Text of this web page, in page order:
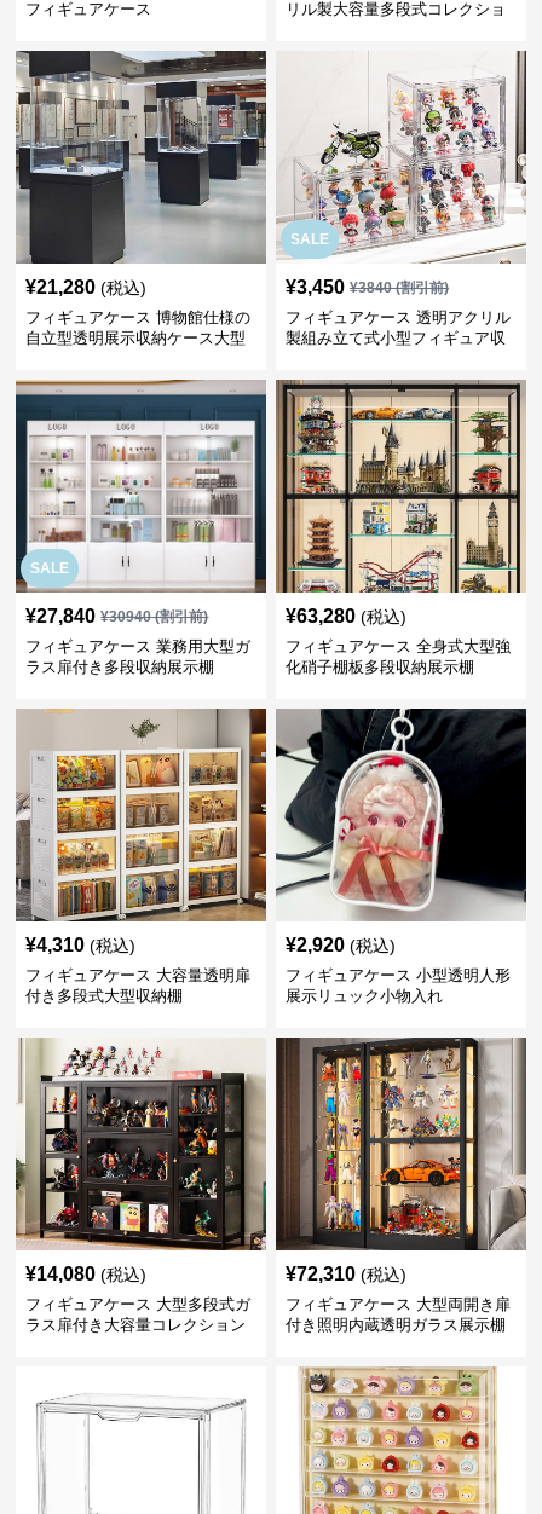
フィギュアケース
リル製大容量多段式コレクショ
¥21,280 (税込)
フィギュアケース 博物館仕様の
自立型透明展示収納ケース大型
SALE
¥3,450 ¥3840(割引前)
フィギュアケース 透明アクリル
製組み立て式小型フィギュア収
SALE
¥27,840 ¥30940(割引前)
フィギュアケース 業務用大型ガ
ラス扉付き多段収納展示棚
¥63,280 (税込)
フィギュアケース 全身式大型強
化硝子棚板多段収納展示棚
¥4,310 (税込)
フィギュアケース 大容量透明扉
付き多段式大型収納棚
¥2,920 (税込)
フィギュアケース 小型透明人形
展示リュック小物入れ
¥14,080 (税込)
フィギュアケース 大型多段式ガ
ラス扉付き大容量コレクション
¥72,310 (税込)
フィギュアケース 大型両開き扉
付き照明内蔵透明ガラス展示棚